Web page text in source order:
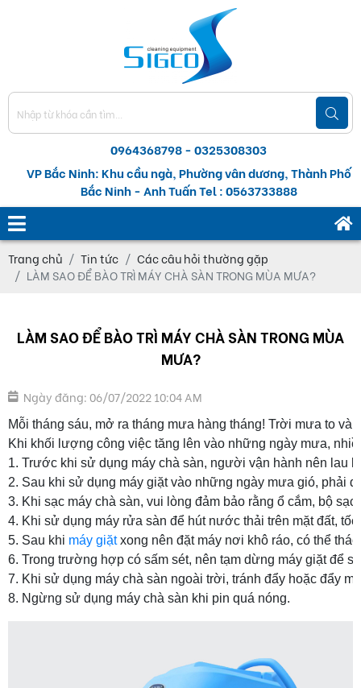
0964368798 - 0325308303
VP Bắc Ninh: Khu cầu ngà, Phường vân dương, Thành Phố
Bắc Ninh - Anh Tuấn Tel : 0563733888
Trang chủ Tin tức
Các câu hỏi thường gặp
LÀM SAO ĐỂ BÀO TRÌ MÁY CHÀ SÀN TRONG MÙA MƯA?
LÀM SAO ĐỂ BÀO TRÌ MÁY CHÀ SÀN TRONG MÙA
MƯA?
Ngày đăng: 06/07/2022 10:04 AM
Mỗi tháng sáu, mở ra tháng mưa hàng tháng! Trời mưa to và
Khi khối lượng công việc tăng lên vào những ngày mưa,
1. Trước khi sử dụng máy chà sàn, người vận hành nên lau
2. Sau khi sử dụng máy giặt vào những ngày mưa gió, phải
3. Khi sạc máy chà sàn, vui lòng đảm bảo rằng ổ cắm, bộ
4. Khi sử dụng máy rửa sàn để hút nước thải trên mặt đất,
5. Sau khi máy giặt xong nên đặt máy nơi khô ráo, có thể
6. Trong trường hợp có sấm sét, nên tạm dừng máy giặt để
7. Khi sử dụng máy chà sàn ngoài trời, tránh đẩy hoặc đẩy
8. Ngừng sử dụng máy chà sàn khi pin quá nóng.